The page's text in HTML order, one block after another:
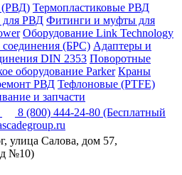
(РВД) Термопластиковые РВД
для РВД Фитинги и муфты для
Оборудование Link Technology
(БРС) Адаптеры и
DIN 2353 Поворотные
оборудование Parker Краны
РВД Тефлоновые (PTFE)
и запчасти
8 (800) 444-24-80 (Бесплатный
улица Салова, дом 57,
№10)